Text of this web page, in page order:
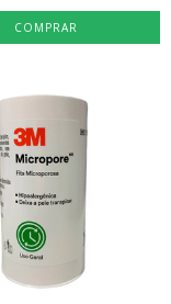
COMPRAR